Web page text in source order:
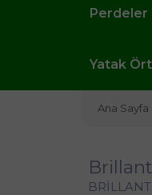
Perdeler
Yatak
Ana Sayfa
Brillant